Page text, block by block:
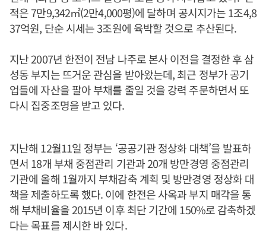
적은 7만9,342㎡(2만4,000평)에 달하며 공시지가는 1조4,8
37억원, 단순 시세는 3조원에 육박할 것으로 추산된다.
지난 2007년 한전이 전남 나주로 본사 이전을 결정한 후 삼
성동 부지는 뜨거운 관심을 받아왔는데, 최근 정부가 공기
업들에 자산을 팔아 부채를 줄일 것을 강력 주문하면서 또
다시 집중조명을 받고 있다.
지난해 12월11일 정부는 ‘공공기관 정상화 대책’을 발표하
면서 18개 부채 중점관리 기관과 20개 방만경영 중점관리
기관에 올해 1월까지 부채감축 계획 및 방만경영 정상화 대
책을 제출하도록 했다. 이에 한전은 사옥과 부지 매각을 통
해 부채비율을 2015년 이후 최단 기간에 150%로 감축하겠
다는 목표를 제시한 바 있다.